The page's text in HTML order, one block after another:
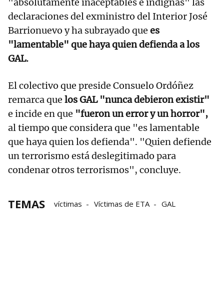
declaraciones del exministro del Interior José
Barrionuevo y ha subrayado que es
"lamentable" que haya quien defienda a los
GAL.
El colectivo que preside Consuelo Ordóñez
remarca que los GAL "nunca debieron existir"
e incide en que "fueron un error y un horror",
al tiempo que considera que "es lamentable
que haya quien los defienda". "Quien defiende
un terrorismo está deslegitimado para
condenar otros terrorismos", concluye.
TEMAS víctimas Víctimas de ETA GAL